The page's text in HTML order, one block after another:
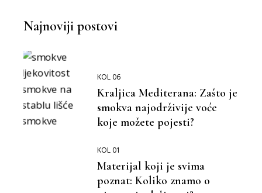
Najnoviji postovi
KOL 06
Kraljica Mediterana: Zašto je
smokva najodrživije voće
koje možete pojesti?
KOL 01
Materijal koji je svima
poznat: Koliko znamo o